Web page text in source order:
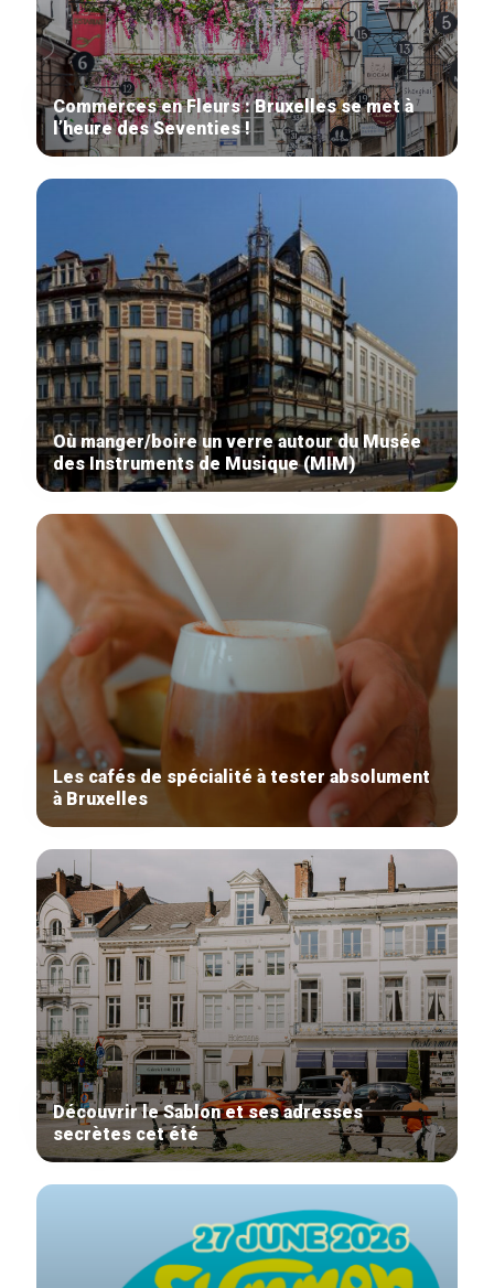
Commerces en Fleurs : Bruxelles se met à
l’heure des Seventies !
Où manger/boire un verre autour du Musée
des Instruments de Musique (MIM)
Les cafés de spécialité à tester absolument
à Bruxelles
Découvrir le Sablon et ses adresses
secrètes cet été